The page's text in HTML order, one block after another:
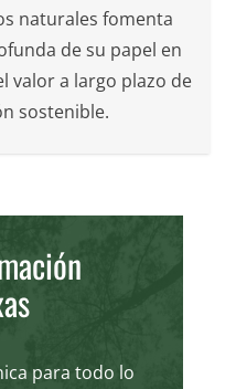
naturales fomenta
de su papel en
valor a largo plazo de
sostenible.
para todo lo